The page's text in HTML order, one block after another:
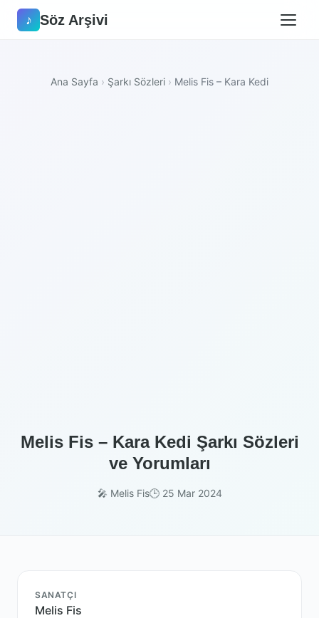
♪ Söz Arşivi
Ana Sayfa › Şarkı Sözleri › Melis Fis – Kara Kedi
Melis Fis – Kara Kedi Şarkı Sözleri
ve Yorumları
🎤 Melis Fis🕒 25 Mar 2024
SANATÇI
Melis Fis